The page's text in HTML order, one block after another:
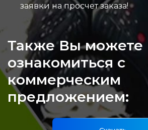
заявки на просчет заказа!
Также Вы можете
ознакомиться с
коммерческим
предложением: